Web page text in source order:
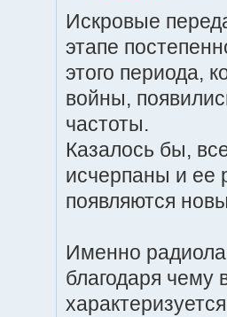
Искровые
этапе
этого периода,
войны,
частоты.
Казалось бы,
исчерпаны и ее
появляются
Именно
благодаря чему